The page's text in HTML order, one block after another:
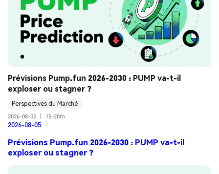
Prévisions Pump.fun 2026-2030 : PUMP va-t-il
exploser ou stagner ?
Perspectives du Marché
2026-08-05
15-20m
2026-08-05
Prévisions Pump.fun 2026-2030 : PUMP va-t-il
exploser ou stagner ?